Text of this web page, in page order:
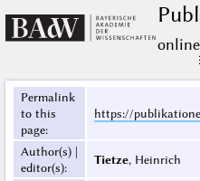
online
Permalink
to this
page:
https://
Author(s) |
editor(s):
Tietze, Heinrich